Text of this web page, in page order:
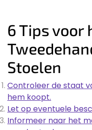
6 Tips voor
Stoelen
Controleer de staat
hem koopt.
Let op eventuele
Informeer naar het